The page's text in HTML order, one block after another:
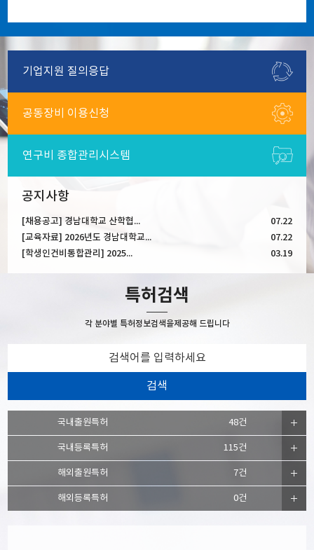
기업지원 질의응답
공동장비 이용신청
연구비 종합관리시스템
공지사항
[채용공고] 경남대학교 산학협...
07.22
[교육자료] 2026년도 경남대학교...
07.22
[학생인건비통합관리] 2025...
03.19
특허검색
각 분야별 특허정보검색을제공해 드립니다
국내출원특허 48건
국내등록특허 115건
해외출원특허 7건
해외등록특허 0건